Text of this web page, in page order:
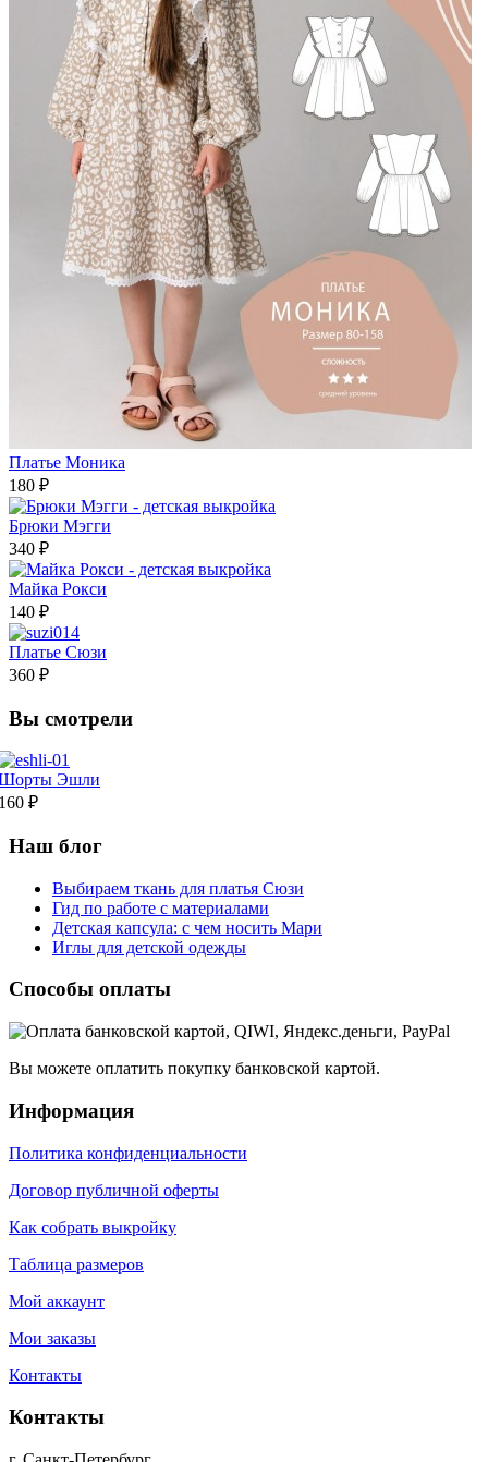
Платье Моника
180 ₽
Брюки Мэгги
340 ₽
Майка Рокси
140 ₽
Платье Сюзи
360 ₽
Вы смотрели
Эшли
₽
Наш блог
Выбираем ткань для платья Сюзи
Гид по работе с материалами
Детская капсула: с чем носить Мари
Иглы для детской одежды
Способы оплаты
Вы можете оплатить покупку банковской картой.
Информация
Политика конфиденциальности
Договор публичной оферты
Как собрать выкройку
Таблица размеров
Мой аккаунт
Мои заказы
Контакты
Контакты